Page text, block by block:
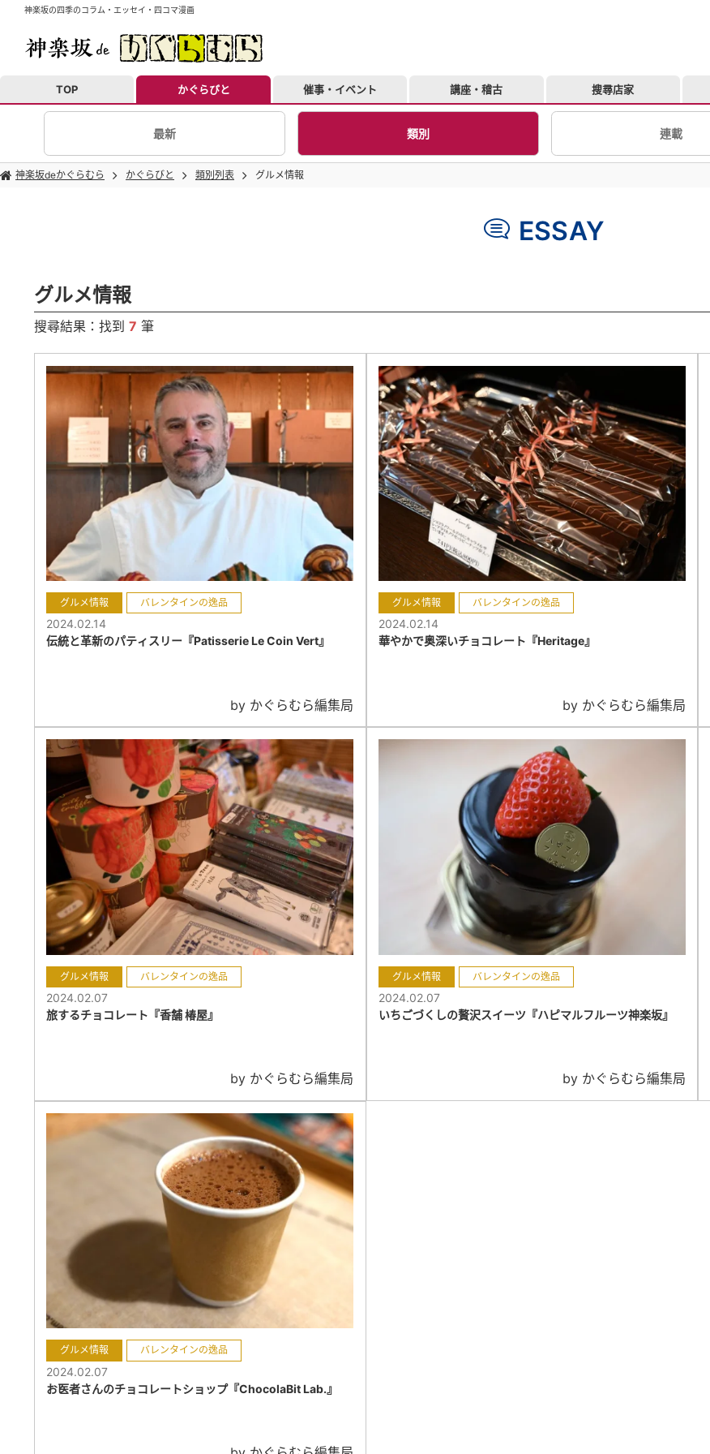
神楽坂の四季のコラム・エッセイ・四コマ漫画
TOP かぐらびと 催事・イベント 講座・稽古 搜尋店家
最新 類別 連載
神楽坂deかぐらむら かぐらびと 類別列表 グルメ情報
ESSAY
グルメ情報
搜尋結果：找到 7 筆
グルメ情報 バレンタインの逸品
2024.02.14
伝統と革新のパティスリー『Patisserie Le Coin Vert』
by かぐらむら編集局
グルメ情報 バレンタインの逸品
2024.02.14
華やかで奥深いチョコレート『Heritage』
by かぐらむら編集局
グルメ情報 バレンタインの逸品
2024.02.07
旅するチョコレート『香舗 椿屋』
by かぐらむら編集局
グルメ情報 バレンタインの逸品
2024.02.07
いちごづくしの贅沢スイーツ『ハピマルフルーツ神楽坂』
by かぐらむら編集局
グルメ情報 バレンタインの逸品
2024.02.07
お医者さんのチョコレートショップ『ChocolaBit Lab.』